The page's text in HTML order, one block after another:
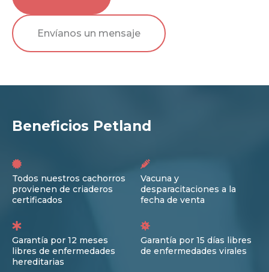
Envíanos un mensaje
Beneficios Petland
Todos nuestros cachorros
provienen de criaderos
certificados
Vacuna y
desparacitaciones a la
fecha de venta
Garantía por 12 meses
libres de enfermedades
hereditarias
Garantía por 15 días libres
de enfermedades virales